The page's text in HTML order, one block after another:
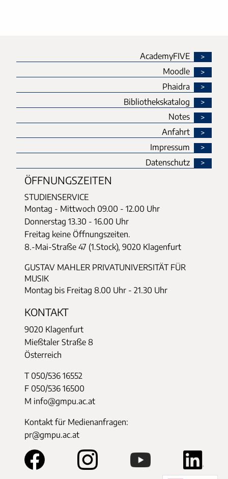
AcademyFIVE
Moodle
Phaidra
Bibliothekskatalog
Notes
Anfahrt
Impressum
Datenschutz
ÖFFNUNGSZEITEN
STUDIENSERVICE
Montag - Mittwoch 09.00 - 12.00 Uhr
Donnerstag 13.30 - 16.00 Uhr
Freitag keine Öffnungszeiten.
8.-Mai-Straße 47 (1.Stock), 9020 Klagenfurt
GUSTAV MAHLER PRIVATUNIVERSITÄT FÜR
MUSIK
Montag bis Freitag 8.00 Uhr - 21.30 Uhr
KONTAKT
9020 Klagenfurt
Mießtaler Straße 8
Österreich
T 050/536 16552
F 050/536 16500
M info@gmpu.ac.at
Kontakt für Medienanfragen:
pr@gmpu.ac.at